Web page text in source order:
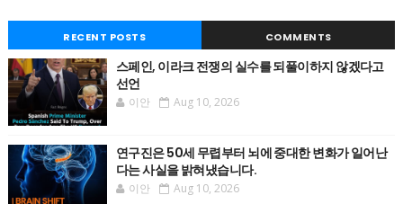
RECENT POSTS COMMENTS
스페인, 이라크 전쟁의 실수를 되풀이하지 않겠다고
선언
이안 Aug 10, 2026
연구진은 50세 무렵부터 뇌에 중대한 변화가 일어난
다는 사실을 밝혀냈습니다.
이안 Aug 10, 2026